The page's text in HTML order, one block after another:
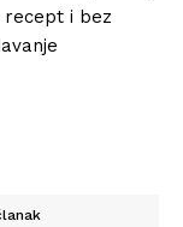
recept i bez